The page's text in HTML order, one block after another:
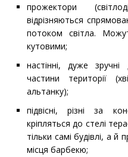
прожектори
відрізняються
потоком світла.
кутовими;
настінні, дуже зручні
частини території
альтанку);
підвісні, різні за
кріпляться до стелі
тільки самі будівлі, а й
місця барбекю;